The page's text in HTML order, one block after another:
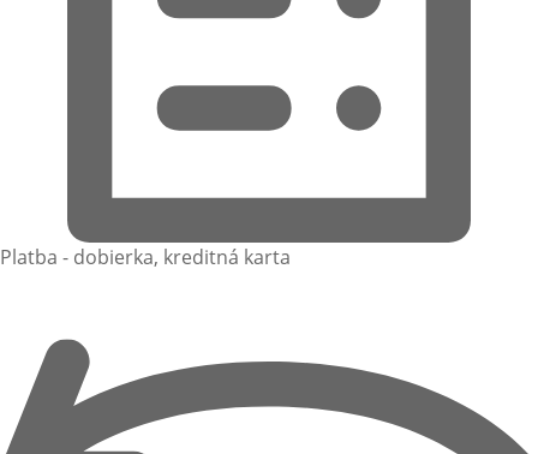
Platba - dobierka, kreditná karta